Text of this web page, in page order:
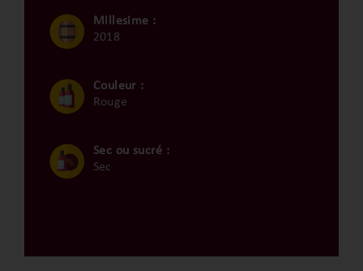
Millesime :
2018
Couleur :
Rouge
Sec ou sucré :
Sec